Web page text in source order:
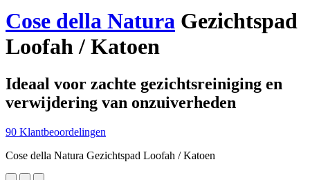
Cose della Natura Gezichtspad
Loofah / Katoen
Ideaal voor zachte gezichtsreiniging en
verwijdering van onzuiverheden
90 Klantbeoordelingen
Cose della Natura Gezichtspad Loofah / Katoen